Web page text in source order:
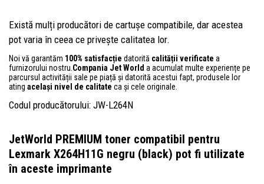
Există mulți producători de cartușe compatibile, dar acestea
pot varia în ceea ce privește calitatea lor.
Noi vă garantăm 100% satisfacție datorită calității verificate a
furnizorului nostru. Compania Jet World a acumulat multe experiențe pe
parcursul activității sale pe piață și datorită acestui fapt, produsele lor
ating același nivel de calitate ca și cele originale.
Codul producătorului: JW-L264N
JetWorld PREMIUM toner compatibil pentru
Lexmark X264H11G negru (black) pot fi utilizate
în aceste imprimante